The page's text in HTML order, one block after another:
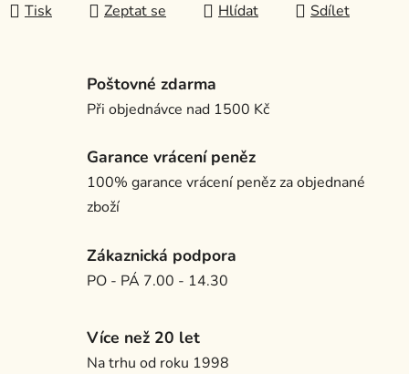
Tisk Zeptat se Hlídat Sdílet
Poštovné zdarma
Při objednávce nad 1500 Kč
Garance vrácení peněz
100% garance vrácení peněz za objednané
zboží
Zákaznická podpora
PO - PÁ 7.00 - 14.30
Více než 20 let
Na trhu od roku 1998